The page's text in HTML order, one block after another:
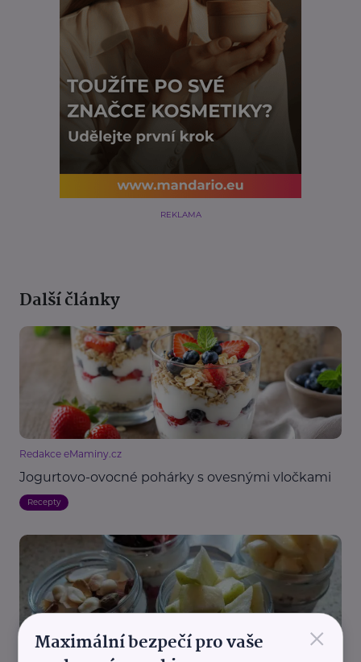
REKLAMA
Další články
Redakce eMaminy.cz
Jogurtovo-ovocné pohárky s ovesnými vločkami
Recepty
×
Maximální bezpečí pro vaše